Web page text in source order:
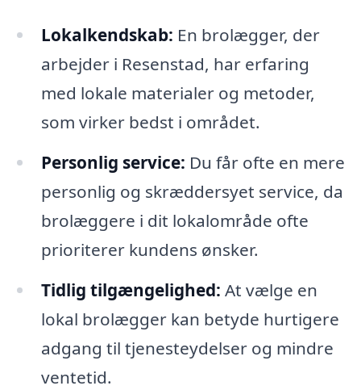
Lokalkendskab: En brolægger, der
arbejder i Resenstad, har erfaring
med lokale materialer og metoder,
som virker bedst i området.
Personlig service: Du får ofte en mere
personlig og skræddersyet service, da
brolæggere i dit lokalområde ofte
prioriterer kundens ønsker.
Tidlig tilgængelighed: At vælge en
lokal brolægger kan betyde hurtigere
adgang til tjenesteydelser og mindre
ventetid.